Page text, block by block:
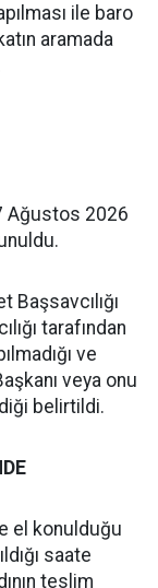
ile baro
aramada
Ağustos 2026
Başsavcılığı
tarafından
ve
veya onu
belirtildi.
el konulduğu
saate
teslim